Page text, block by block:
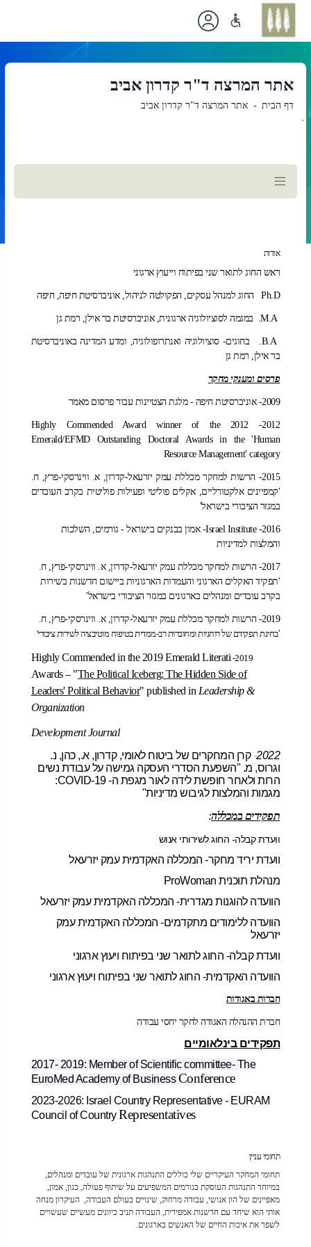
אתר המרצה ד"ר קדרון אביב
דף הבית אתר המרצה ד"ר קדרון אביב
`
תוכן
ראשי
אודות
ראש החוג לתואר שני בפיתוח וייעוץ ארגוני
Ph.D החוג למנהל עסקים, הפקולטה לניהול, אוניברסיטת חיפה, חיפה
M.A. במגמה לסוציולוגיה ארגונית, אוניברסיטת בר אילן, רמת גן
B.A. בחוגים- סוציולוגיה ואנתרופולוגיה, ומדע המדינה באוניברסיטת
בר אילן, רמת גן
פרסים ומענקי מחקר
2009- אוניברסיטת חיפה - מלגת הצטיינות עבור פרסום מאמר
2012- Highly Commended Award winner of the 2012
Emerald/EFMD Outstanding Doctoral Awards in the 'Human
Resource Management' category
2015- הרשות למחקר מכללת עמק יזרעאל-קדרון, א. ווינרסקי-פרץ, ח.
'קמפיינים אלקטורליים, אקלים פוליטי ופעילות פוליטית בקרב העובדים
במגזר הציבורי בישראל'
2016- Israel Institute- אמון בבנקים בישראל - גורמים, השלכות
והמלצות למדיניות
2017- הרשות למחקר מכללת עמק יזרעאל-קדרון, א. ווינרסקי-פרץ, ח.
'תפקיד האקלים הארגוני והעמדות הארגוניות ביישום חדשנות בשירות
בקרב עובדים ומנהלים בארגונים במגזר הציבורי בישראל'
2019- הרשות למחקר מכללת עמק יזרעאל-קדרון, א. ווינרסקי-פרץ, ח.
'בחינת תפקידם של רוחניות ומחוברות רב-ממדית בטיפוח מוטיבציה לשירות ציבורי'
2019-
Highly Commended in the 2019 Emerald Literati
Awards – "The Political Iceberg: The Hidden Side of
Leaders' Political Behavior" published in Leadership &
Organization
Development Journal
2022
-קרן המחקרים של ביטוח לאומי, קדרון, א., כהן, נ.
וגרוס, מ. "השפעת הסדרי העסקה גמישה על עבודת נשים
הרות ולאחר חופשת לידה לאור מגפת ה-COVID-19
:
מגמות והמלצות לגיבוש מדיניות"
תפקידים במכללה:
וועדת קבלה- החוג לשירותי אנוש
וועדת יריד מחקר- המכללה האקדמית עמק יזרעאל
מנהלת תוכנית ProWoman
הוועדה להוגנות מגדרית- המכללה האקדמית עמק יזרעאל
הוועדה ללימודים מתקדמים- המכללה האקדמית עמק
יזרעאל
וועדת קבלה- החוג לתואר שני בפיתוח ויעוץ ארגוני
הוועדה האקדמית- החוג לתואר שני בפיתוח ויעוץ ארגוני
חברות באגודות
חברת ההנהלה האגודה לחקר יחסי עבודה
תפקידים בינלאומיים
2017- 2019: Member of Scientific committee- The
EuroMed Academy of BusinessConference
2023-2026: Israel Country Representative - EURAM
Council of CountryRepresentatives
תחומי עניין
תחומי המחקר העיקריים שלי כוללים התנהגות ארגונית של עובדים ומנהלים,
במיוחד התנהגות העוסקת בגורמים המשפיעים על שיתוף פעולה, כגון, אמון,
מאפיינים של הון אנושי, עבודה מרחוק, שינויים בעולם העבודה, העיקרון מנחה
אותי הוא שיחד עם חדשנות אמפירית, העבודה תניב כיוונים מעשיים שעשויים
לשפר את איכות החיים של האנשים בארגונים.